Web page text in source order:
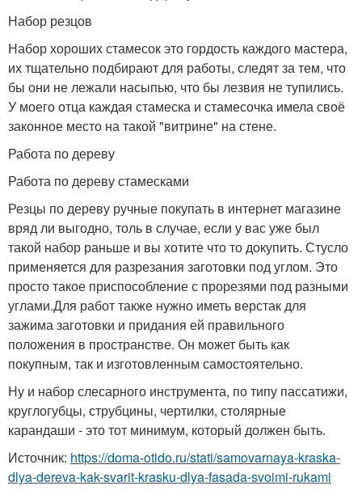
Набор резцов
Набор хороших стамесок это гордость каждого мастера,
их тщательно подбирают для работы, следят за тем, что
бы они не лежали насыпью, что бы лезвия не тупились.
У моего отца каждая стамеска и стамесочка имела своё
законное место на такой "витрине" на стене.
Работа по дереву
Работа по дереву стамесками
Резцы по дереву ручные покупать в интернет магазине
вряд ли выгодно, толь в случае, если у вас уже был
такой набор раньше и вы хотите что то докупить. Стусло
применяется для разрезания заготовки под углом. Это
просто такое приспособление с прорезями под разными
углами.Для работ также нужно иметь верстак для
зажима заготовки и придания ей правильного
положения в пространстве. Он может быть как
покупным, так и изготовленным самостоятельно.
Ну и набор слесарного инструмента, по типу пассатижи,
круглогубцы, струбцины, чертилки, столярные
карандаши - это тот минимум, который должен быть.
Источник: https://doma-otido.ru/stati/samovarnaya-kraska-
dlya-dereva-kak-svarit-krasku-dlya-fasada-svoimi-rukami